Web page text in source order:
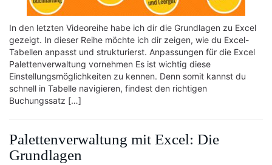
In den letzten Videoreihe habe ich dir die Grundlagen zu Excel
gezeigt. In dieser Reihe möchte ich dir zeigen, wie du Excel-
Tabellen anpasst und strukturierst. Anpassungen für die Excel
Palettenverwaltung vornehmen Es ist wichtig diese
Einstellungsmöglichkeiten zu kennen. Denn somit kannst du
schnell in Tabelle navigieren, findest den richtigen
Buchungssatz […]
Palettenverwaltung mit Excel: Die
Grundlagen